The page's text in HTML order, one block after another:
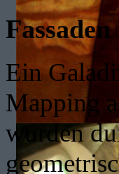
Ein
Mapping
wurden